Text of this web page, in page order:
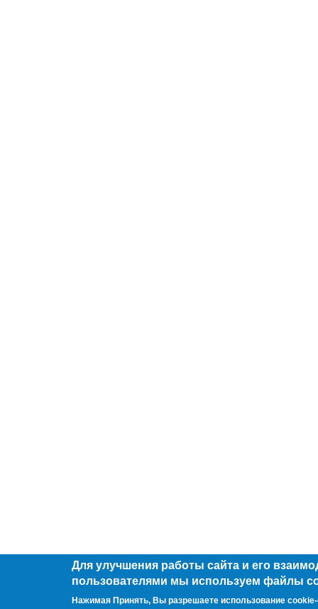
Для улучшения работы сайта и его
пользователями мы используем файлы
Нажимая Принять, Вы разрешаете использование